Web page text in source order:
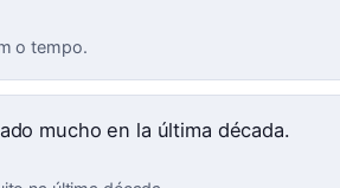
o tempo.
mucho en la última década.